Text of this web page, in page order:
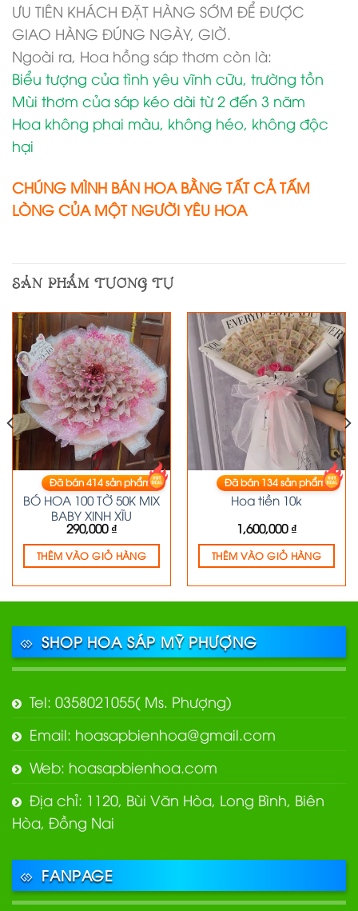
ƯU TIÊN KHÁCH ĐẶT HÀNG SỚM ĐỂ ĐƯỢC
GIAO HÀNG ĐÚNG NGÀY, GIỜ.
Ngoài ra, Hoa hồng sáp thơm còn là:
Biểu tượng của tình yêu vĩnh cữu, trường tồn
Mùi thơm của sáp kéo dài từ 2 đến 3 năm
Hoa không phai màu, không héo, không độc
hại
CHÚNG MÌNH BÁN HOA BẰNG TẤT CẢ TẤM
LÒNG CỦA MỘT NGƯỜI YÊU HOA
SẢN PHẨM TƯƠNG TỰ
HOA TIỀN
BÓ HOA 100 TỜ 50K MIX
BABY XINH XĨU
290,000₫
Đã bán414sản phẩm
THÊM VÀO GIỎ HÀNG
HOA TIỀN
Hoa tiền 10k
1,600,000₫
Đã bán134sản phẩm
THÊM VÀO GIỎ HÀNG
SHOP HOA SÁP MỸ PHƯỢNG
Tel: 0358021055( Ms. Phượng)
Email: hoasapbienhoa@gmail.com
Web: hoasapbienhoa.com
Địa chỉ: 1120, Bùi Văn Hòa, Long Bình, Biên
Hòa, Đồng Nai
FANPAGE